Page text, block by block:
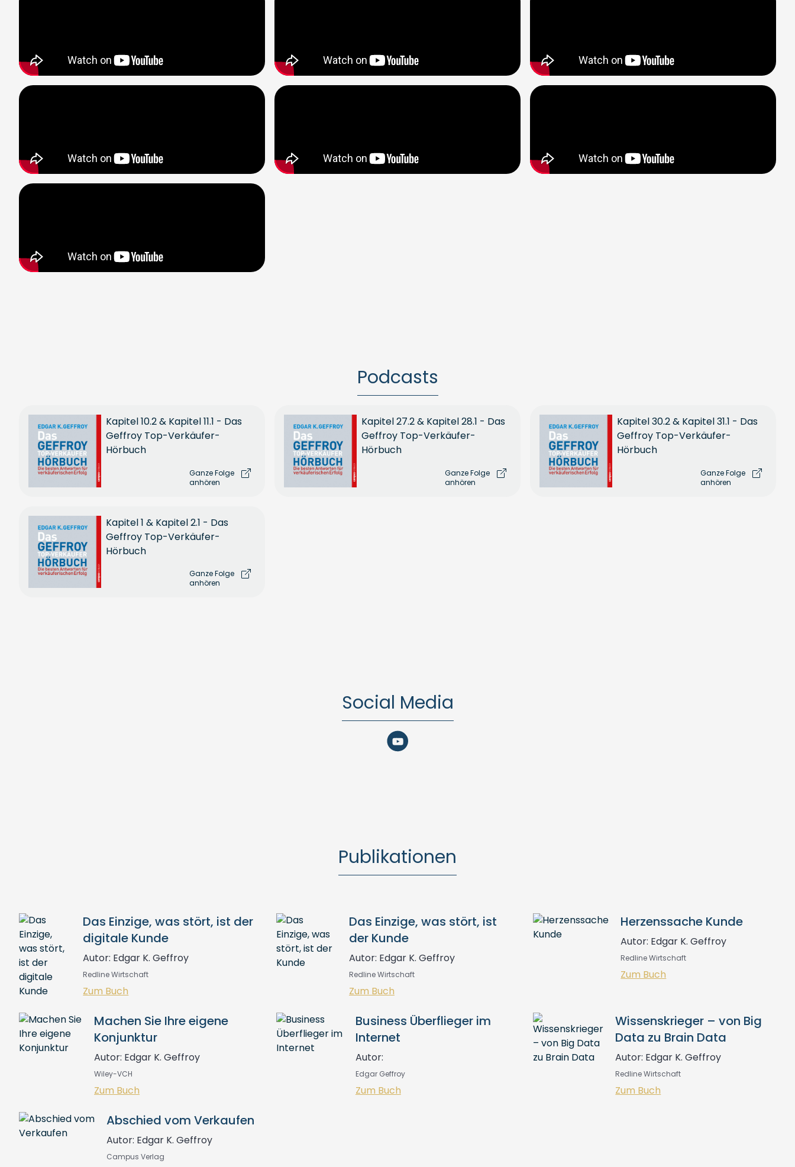
Podcasts
Kapitel 10.2 & Kapitel 11.1 - Das
Geffroy Top-Verkäufer-
Hörbuch
Ganze Folge
anhören
Kapitel 27.2 & Kapitel 28.1 - Das
Geffroy Top-Verkäufer-
Hörbuch
Ganze Folge
anhören
Kapitel 30.2 & Kapitel 31.1 - Das
Geffroy Top-Verkäufer-
Hörbuch
Ganze Folge
anhören
Kapitel 1 & Kapitel 2.1 - Das
Geffroy Top-Verkäufer-
Hörbuch
Ganze Folge
anhören
Social Media
Publikationen
Das Einzige, was stört, ist der
digitale Kunde
Autor: Edgar K. Geffroy
Redline Wirtschaft
Zum Buch
Das Einzige, was stört, ist
der Kunde
Autor: Edgar K. Geffroy
Redline Wirtschaft
Zum Buch
Herzenssache Kunde
Autor: Edgar K. Geffroy
Redline Wirtschaft
Zum Buch
Machen Sie Ihre eigene
Konjunktur
Autor: Edgar K. Geffroy
Wiley-VCH
Zum Buch
Business Überflieger im
Internet
Autor:
Edgar Geffroy
Zum Buch
Wissenskrieger – von Big
Data zu Brain Data
Autor: Edgar K. Geffroy
Redline Wirtschaft
Zum Buch
Abschied vom Verkaufen
Autor: Edgar K. Geffroy
Campus Verlag